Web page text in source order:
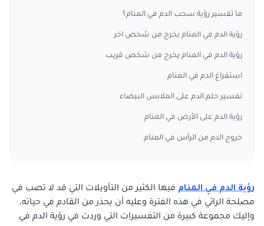
ما تفسير رؤية سحب الدم في المنام؟
رؤية الدم في المنام يخرج من شخص اخر
رؤية الدم في المنام يخرج من شخص قريب
استفراغ الدم في المنام
تفسير حلم الدم على الملابس البيضاء
رؤية الدم على الأرض في المنام
خروج الدم من الرأس في المنام
رؤية الدم في المنام فيها الكثير من التأويلات التي قد لا تصب في
مصلحة الرائي في هذه الفترة وعليه أن يحذر من القادم في حياته،
وإليك مجموعة كبيرة من التفسيرات التي وردت في رؤية الدم في